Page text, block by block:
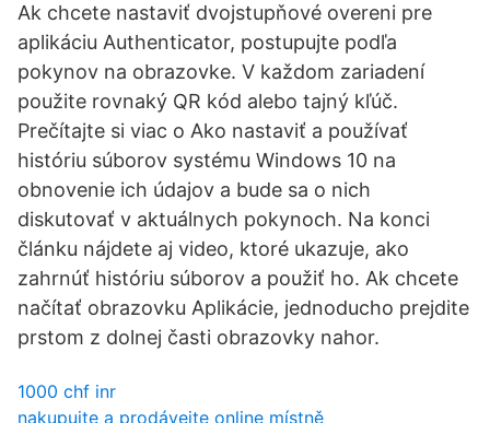
Ak chcete nastaviť dvojstupňové overeni pre
aplikáciu Authenticator, postupujte podľa
pokynov na obrazovke. V každom zariadení
použite rovnaký QR kód alebo tajný kľúč.
Prečítajte si viac o Ako nastaviť a používať
históriu súborov systému Windows 10 na
obnovenie ich údajov a bude sa o nich
diskutovať v aktuálnych pokynoch. Na konci
článku nájdete aj video, ktoré ukazuje, ako
zahrnúť históriu súborov a použiť ho. Ak chcete
načítať obrazovku Aplikácie, jednoducho prejdite
prstom z dolnej časti obrazovky nahor.
1000 chf inr
nakupujte a prodávejte online místně